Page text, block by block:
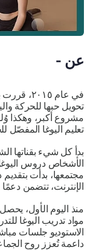
عن -
في عام
تحويل حبها للحركة
مشروع أكبر، وهكذا
تعليم اليوغا المفصّل
بدأ كل شيء بقناتها
الأشخاص دروس اليوغا
مجتمعها، بدأت بتقديم
الإنترنت، تتضمن
منذ اليوم الأول،
مواد تدريب اليوغا
الاستوديو جلسات
داعمة تُعزز روح